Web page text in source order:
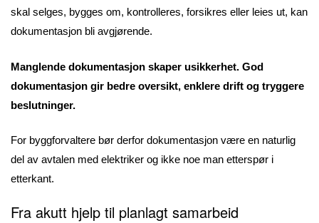
skal selges, bygges om, kontrolleres, forsikres eller leies ut, kan
dokumentasjon bli avgjørende.
Manglende dokumentasjon skaper usikkerhet. God
dokumentasjon gir bedre oversikt, enklere drift og tryggere
beslutninger.
For byggforvaltere bør derfor dokumentasjon være en naturlig
del av avtalen med elektriker og ikke noe man etterspør i
etterkant.
Fra akutt hjelp til planlagt samarbeid